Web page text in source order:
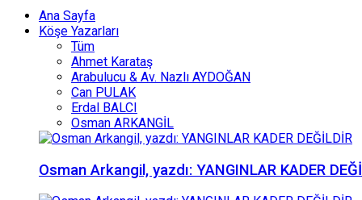
Ana Sayfa
Köşe Yazarları
Tüm
Ahmet Karataş
Arabulucu & Av. Nazlı AYDOĞAN
Can PULAK
Erdal BALCI
Osman ARKANGİL
Osman Arkangil, yazdı: YANGINLAR KADER